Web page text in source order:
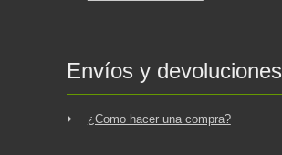
Envíos y devoluciones
¿Como hacer una compra?